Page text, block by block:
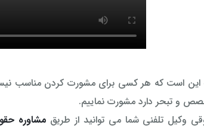
این است که هر کسی برای مشورت کردن مناسب
و تبحر دارد مشورت نماییم.
وکیل تلفنی شما می توانید از طریق مشاوره